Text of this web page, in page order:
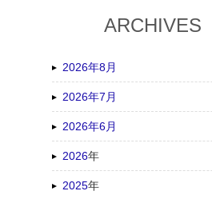
ARCHIVES
2026年8月
2026年7月
2026年6月
2026年
2025年